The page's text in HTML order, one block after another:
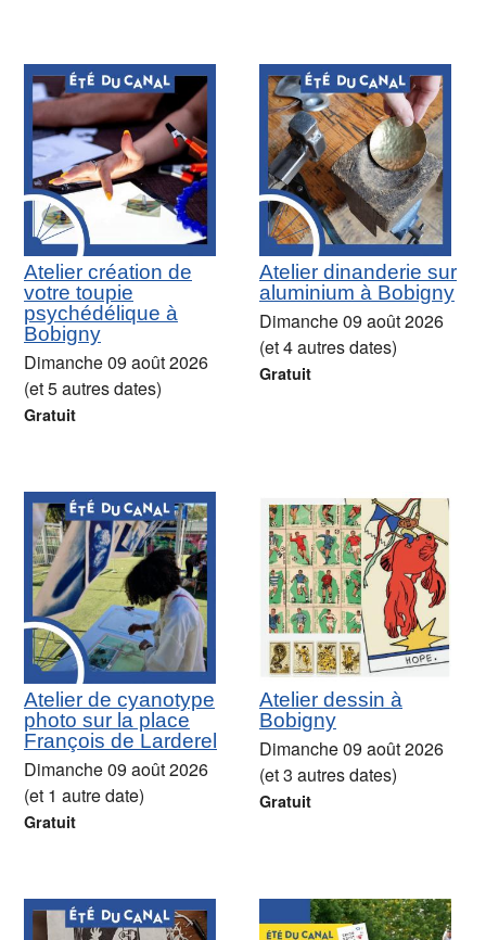
Atelier création de
votre toupie
psychédélique à
Bobigny
Dimanche 09 août 2026
(et 5 autres dates)
Gratuit
Atelier dinanderie sur
aluminium à Bobigny
Dimanche 09 août 2026
(et 4 autres dates)
Gratuit
Atelier de cyanotype
photo sur la place
François de Larderel
Dimanche 09 août 2026
(et 1 autre date)
Gratuit
Atelier dessin à
Bobigny
Dimanche 09 août 2026
(et 3 autres dates)
Gratuit